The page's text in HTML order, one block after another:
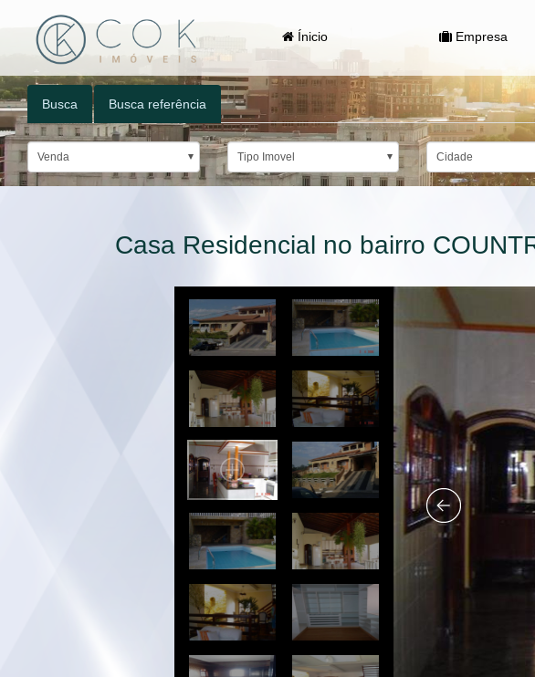
Ínicio Empresa
Busca Busca referência
Venda Tipo Imovel Cidade
Casa Residencial no bairro